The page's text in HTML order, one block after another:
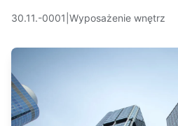
30.11.-0001 Wyposażenie wnętrz